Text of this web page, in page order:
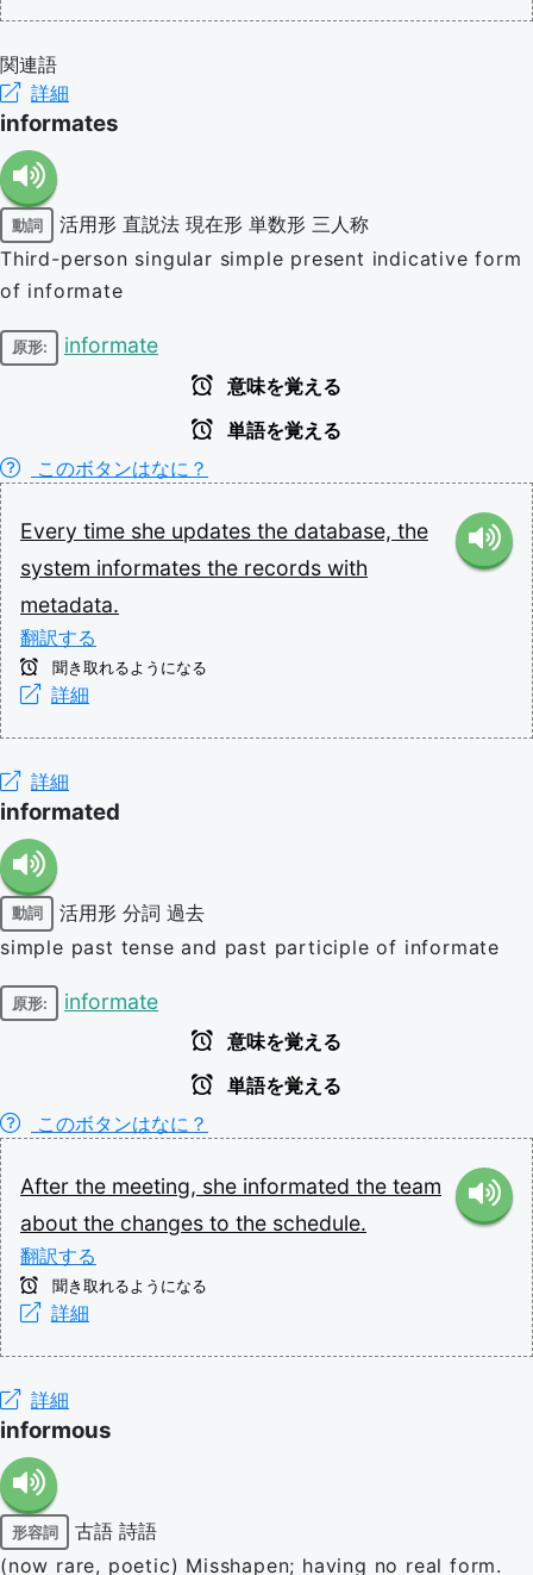
関連語
詳細
informates
動詞 活用形 直説法 現在形 単数形 三人称
Third-person singular simple present indicative form
of informate
原形: informate
意味を覚える
単語を覚える
このボタンはなに？
Every time she updates the database, the
system informates the records with
metadata.
翻訳する
聞き取れるようになる
詳細
詳細
informated
動詞 活用形 分詞 過去
simple past tense and past participle of informate
原形: informate
意味を覚える
単語を覚える
このボタンはなに？
After the meeting, she informated the team
about the changes to the schedule.
翻訳する
聞き取れるようになる
詳細
詳細
informous
形容詞 古語 詩語
(now rare, poetic) Misshapen; having no real form.